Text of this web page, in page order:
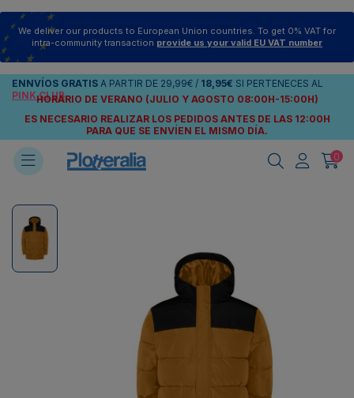
We deliver our products to European Union countries. To get 0% VAT for
intra-community transaction provide us your valid EU VAT number
ENNVÍOS GRATIS A PARTIR DE 29,99€ / 18,95€ SI PERTENECES AL
PINK CLUB
HORARIO DE VERANO (JULIO Y AGOSTO 08:00H-15:00H)
ES NECESARIO REALIZAR LOS PEDIDOS ANTES DE LAS 12:00H
PARA QUE SE ENVÍEN EL MISMO DÍA.
0